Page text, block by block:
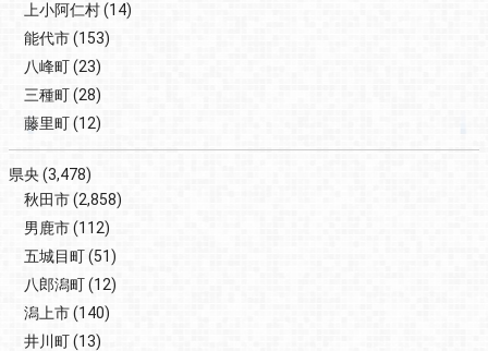
上小阿仁村(14)
能代市(153)
八峰町(23)
三種町(28)
藤里町(12)
県央(3,478)
秋田市(2,858)
男鹿市(112)
五城目町(51)
八郎潟町(12)
潟上市(140)
井川町(13)